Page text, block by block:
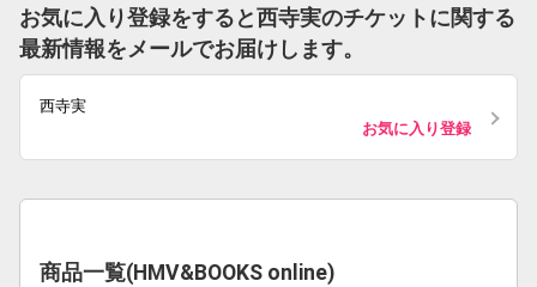
お気に入り登録をすると西寺実のチケットに関する
最新情報をメールでお届けします。
西寺実
お気に入り登録
商品一覧(HMV&BOOKS online)